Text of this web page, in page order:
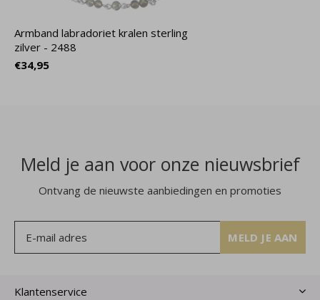
Armband labradoriet kralen sterling
zilver - 2488
€34,95
Meld je aan voor onze nieuwsbrief
Ontvang de nieuwste aanbiedingen en promoties
MELD JE AAN
Klantenservice